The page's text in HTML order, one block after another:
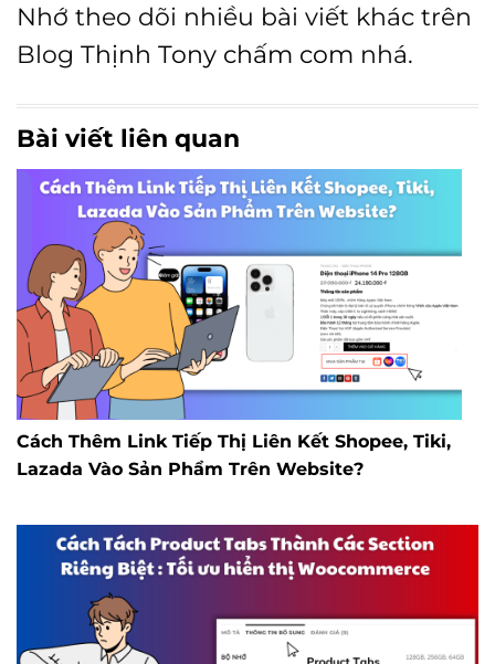
Nhớ theo dõi nhiều bài viết khác trên
Blog Thịnh Tony chấm com nhá.
Bài viết liên quan
Cách Thêm Link Tiếp Thị Liên Kết Shopee, Tiki,
Lazada Vào Sản Phẩm Trên Website?